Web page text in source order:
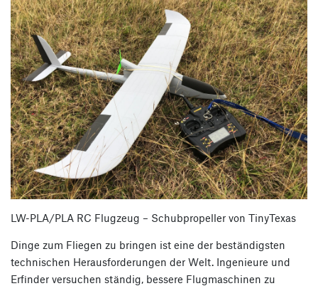
LW-PLA/PLA RC Flugzeug – Schubpropeller von TinyTexas
Dinge zum Fliegen zu bringen ist eine der beständigsten
technischen Herausforderungen der Welt. Ingenieure und
Erfinder versuchen ständig, bessere Flugmaschinen zu